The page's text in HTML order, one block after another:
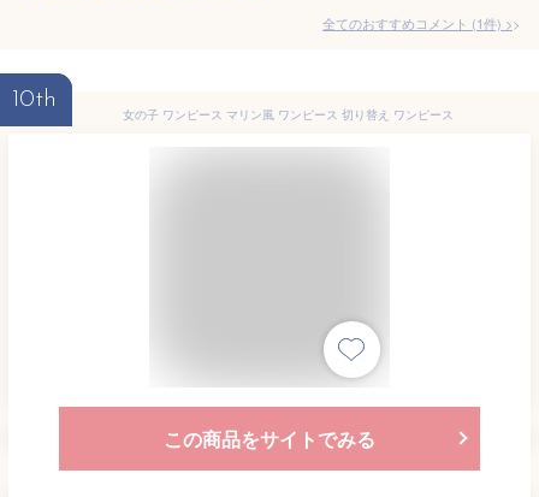
全てのおすすめコメント (1件) >
10th
女の子 ワンピース マリン風 ワンピース 切り替え ワンピース
この商品をサイトでみる